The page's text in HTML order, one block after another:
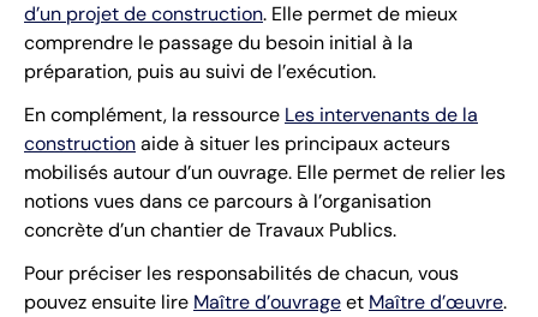
d’un projet de construction. Elle permet de mieux
comprendre le passage du besoin initial à la
préparation, puis au suivi de l’exécution.
En complément, la ressource Les intervenants de la
constructionaide à situer les principaux acteurs
mobilisés autour d’un ouvrage. Elle permet de relier les
notions vues dans ce parcours à l’organisation
concrète d’un chantier de Travaux Publics.
Pour préciser les responsabilités de chacun, vous
pouvez ensuite lire Maître d’ouvrageet Maître d’œuvre.